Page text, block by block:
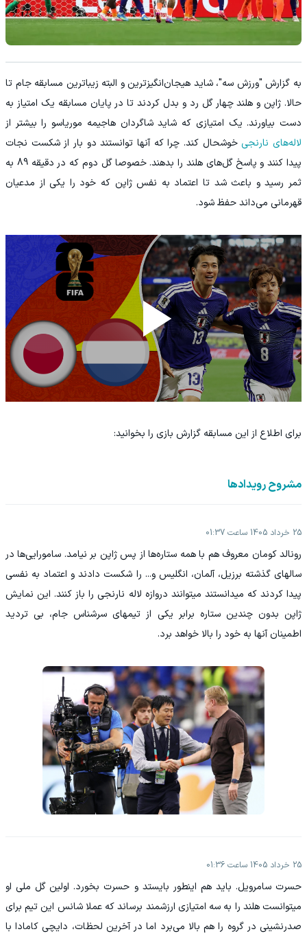
به گزارش "ورزش سه"، شاید هیجان‌انگیزترین و البته زیباترین مسابقه جام تا
حالا. ژاپن و هلند چهار گل رد و بدل کردند تا در پایان مسابقه یک امتیاز به
دست بیاورند. یک امتیازی که شاید شاگردان هاجیمه موریاسو را بیشتر از
لاله‌های نارنجی خوشحال کند. چرا که آنها توانستند دو بار از شکست نجات
پیدا کنند و پاسخ گل‌های هلند را بدهند. خصوصا گل دوم که در دقیقه 89 به
ثمر رسید و باعث شد تا اعتماد به نفس ژاپن که خود را یکی از مدعیان
قهرمانی می‌داند حفظ شود.
برای اطلاع از این مسابقه گزارش بازی را بخوانید:
مشروح رویدادها
25 خرداد 1405 ساعت 01:37
رونالد کومان معروف هم با همه ستاره‌ها از پس ژاپن بر نیامد. سامورایی‌ها در
سالهای گذشته برزیل، آلمان، انگلیس و... را شکست دادند و اعتماد به نفسی
پیدا کردند که میدانستند میتوانند دروازه لاله نارنجی را باز کنند. این نمایش
ژاپن بدون چندین ستاره برابر یکی از تیمهای سرشناس جام، بی تردید
اطمینان آنها به خود را بالا خواهد برد.
25 خرداد 1405 ساعت 01:36
حسرت سامرویل. باید هم اینطور بایستد و حسرت بخورد. اولین گل ملی او
میتوانست هلند را به سه امتیازی ارزشمند برساند که عملا شانس این تیم برای
صدرنشینی در گروه را هم بالا می‌برد اما در آخرین لحظات، دایچی کامادا با